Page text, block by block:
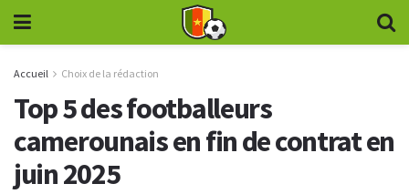
Accueil Choix de la rédaction
Top 5 des footballeurs
camerounais en fin de contrat en
juin 2025